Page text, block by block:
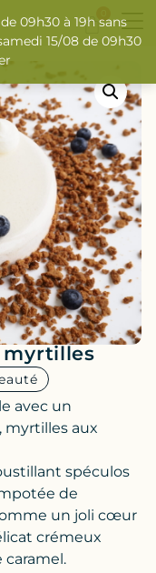
myrtilles
avec un
aux
spéculos
de
un joli cœur
crémeux
09h30 à 19h sans
15/08 de 09h30